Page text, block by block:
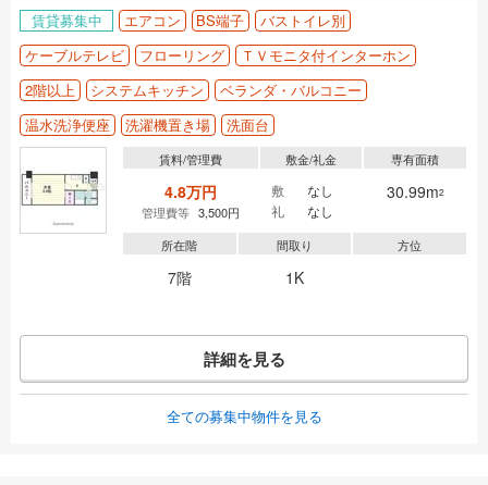
賃貸募集中 エアコン BS端子
バストイレ別
ケーブルテレビ
フローリング
ＴＶモニタ付インターホン
2階以上
システムキッチン
ベランダ・バルコニー
温水洗浄便座
洗濯機置き場 洗面台
賃料/管理費
4.8万円
管理費等 3,500円
敷金/礼金
敷
なし
礼
なし
専有面積
30.99m2
所在階
7階
間取り
1K
方位
詳細を見る
全ての募集中物件を見る